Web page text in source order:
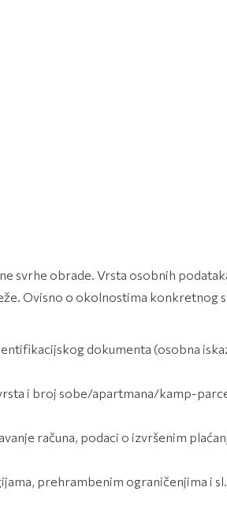
obrade. Vrsta osobnih
Ovisno o okolnostima konkretnog
dokumenta (osobna
i broj sobe/apartmana/kamp-
računa, podaci o izvršenim
prehrambenim ograničenjima i